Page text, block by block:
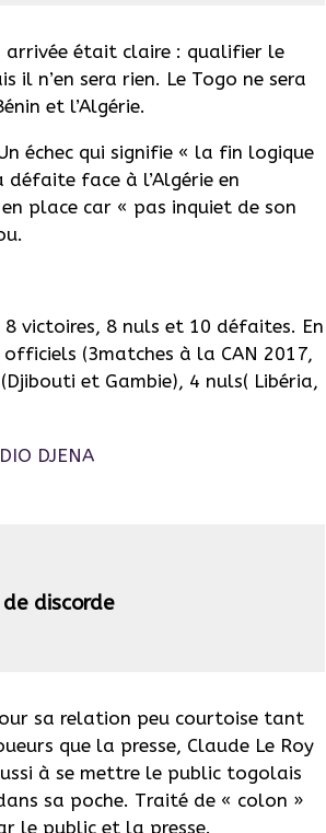
arrivée était claire : qualifier le
il n’en sera rien. Le Togo ne sera
et l’Algérie.
échec qui signifie « la fin logique
face à l’Algérie en
place car « pas inquiet de son
victoires, 8 nuls et 10 défaites. En
(3matches à la CAN 2017,
et Gambie), 4 nuls( Libéria,
discorde
sa relation peu courtoise tant
que la presse, Claude Le Roy
à se mettre le public togolais
sa poche. Traité de « colon »
le public et la presse.